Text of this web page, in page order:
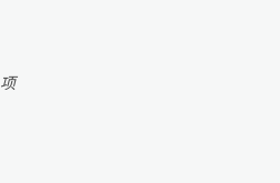
项